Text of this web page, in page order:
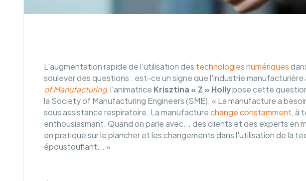
L'augmentation rapide de l'utilisation des technologies numériques
soulever des questions : est-ce un signe que l'industrie manufacturière
of Manufacturing, l'animatrice Krisztina « Z » Hollypose cette
la Society of Manufacturing Engineers (SME). « La manufacture a
sous assistance respiratoire. La manufacture change constamment, à
enthousiasmant. Quand on parle avec... des clients et des experts en
en pratique sur le plancher et les changements dans l'utilisation de la
époustouflant... »